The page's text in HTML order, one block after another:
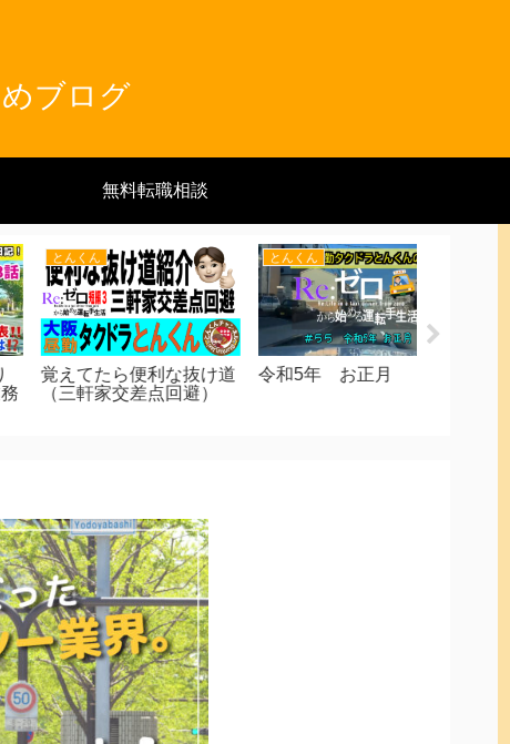
ブログ
無料転職相談
キッタン
大阪タクドラ脇道マス
ー》配車アプリの達人
キッタン
営業区域外でもアプリを